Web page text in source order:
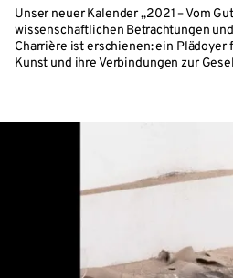
Unser neuer Kalender „2021 – Vom
wissenschaftlichen Betrachtungen
Charrière ist erschienen: ein Plädoyer
Kunst und ihre Verbindungen zur